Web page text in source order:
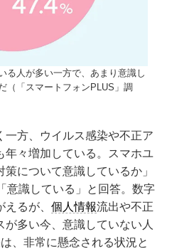
る人が多い一方で、あまり意識し
（「スマートフォンPLUS」調
一方、ウイルス感染や不正ア
年々増加している。スマホユ
について意識しているか」
意識している」と回答。数字
えるが、個人情報流出や不正
多い今、意識していない人
、非常に懸念される状況と